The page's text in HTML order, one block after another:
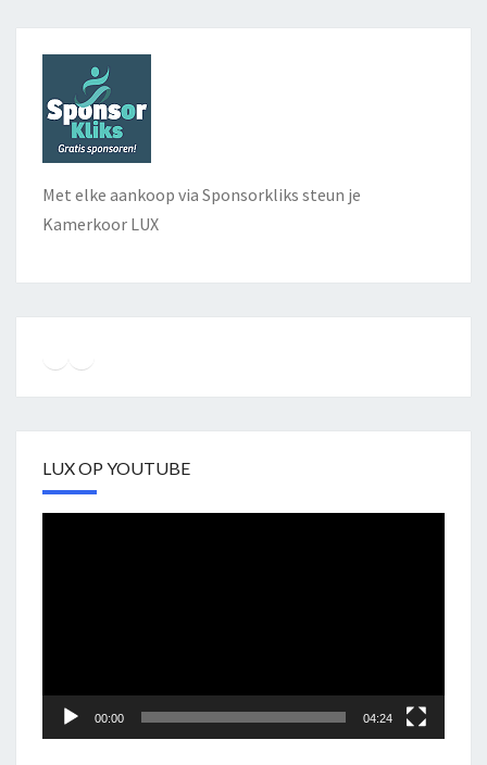
Met elke aankoop via Sponsorkliks steun je
Kamerkoor LUX
LUX OP YOUTUBE
00:00 04:24